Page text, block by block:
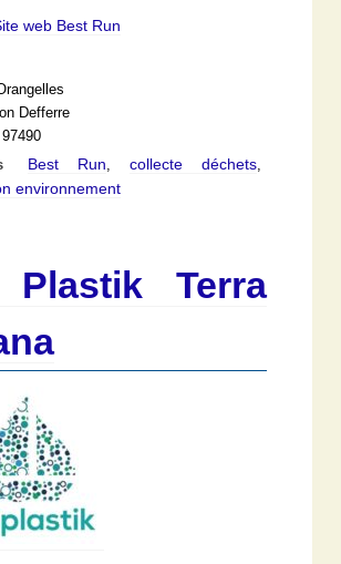
web Best Run
Defferre
Best Run ,collecte déchets
environnement
Plastik Terra